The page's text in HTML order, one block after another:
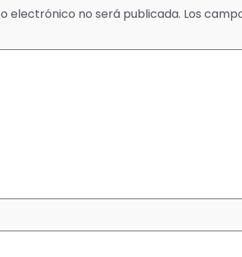
electrónico no será publicada. Los